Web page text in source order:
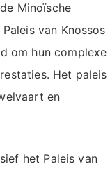
Minoïsche
van Knossos
om hun complexe
Het paleis
en
het Paleis van